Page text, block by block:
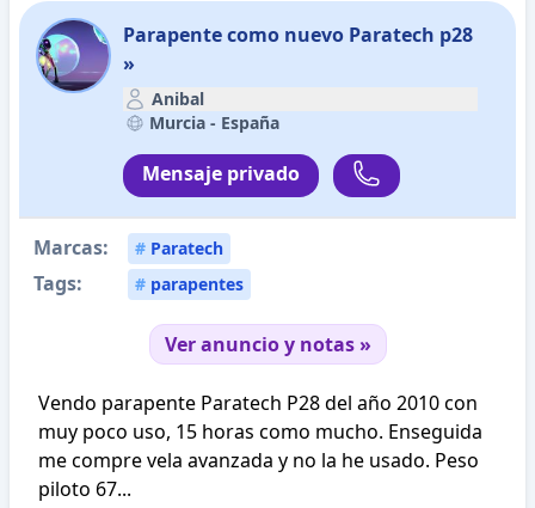
Parapente como nuevo Paratech p28
»
Anibal
Murcia - España
Mensaje privado
Marcas: # Paratech
Tags: # parapentes
Ver anuncio y notas »
Vendo parapente Paratech P28 del año 2010 con
muy poco uso, 15 horas como mucho. Enseguida
me compre vela avanzada y no la he usado. Peso
piloto 67...